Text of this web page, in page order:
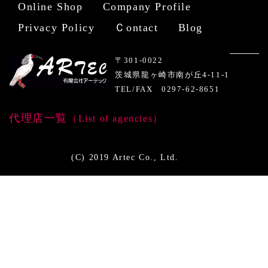
Online Shop
Company Profile
Privacy Policy
Ｃontact Blog
〒301-0022
茨城県龍ヶ崎市南が丘4-11-1
TEL/FAX 0297-62-8651
代理店一覧 （List of agencies）
(C) 2019 Artec Co., Ltd.